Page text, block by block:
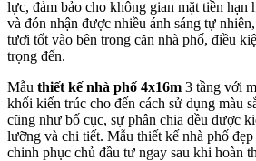
lực, đảm bảo cho không gian mặt tiền hạn
và đón nhận được nhiều ánh sáng tự
tươi tốt vào bên trong căn nhà phố, điều
trọng đến.
Mẫu thiết kế nhà phố 4x16m 3 tầng với
khối kiến trúc cho đến cách sử dụng màu
cũng như bố cục, sự phân chia đều được
lưỡng và chi tiết. Mẫu thiết kế nhà phố đẹp
chinh phục chủ đầu tư ngay sau khi hoàn